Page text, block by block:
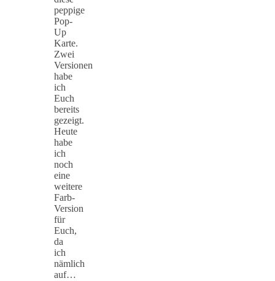
peppige
Pop-
Up
Karte.
Zwei
Versionen
habe
ich
Euch
bereits
gezeigt.
Heute
habe
ich
noch
eine
weitere
Farb-
Version
für
Euch,
da
ich
nämlich
auf…